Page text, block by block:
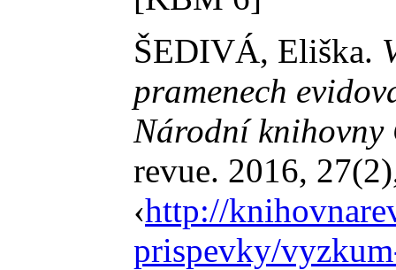
ŠEDIVÁ, Eliška.
pramenech
Národní knihovny
revue. 2016,
‹http://
prispevky/